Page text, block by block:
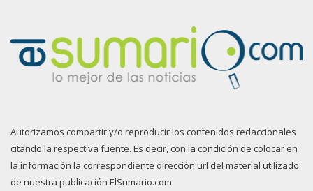
Autorizamos compartir y/o reproducir los contenidos redaccionales
citando la respectiva fuente. Es decir, con la condición de colocar en
la información la correspondiente dirección url del material utilizado
de nuestra publicación ElSumario.com